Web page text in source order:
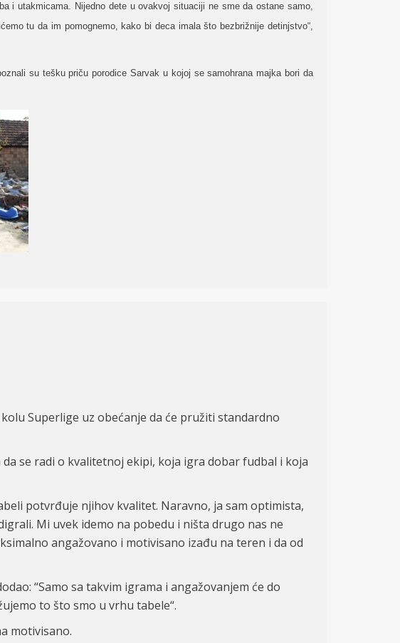
i utakmicama. Nijedno dete u ovakvoj situaciji ne sme da ostane samo,
tu da im pomognemo, kako bi deca imala što bezbrižnije detinjstvo“,
su tešku priču porodice Sarvak u kojoj se samohrana majka bori da
Superlige uz obećanje da će pružiti standardno
se radi o kvalitetnoj ekipi, koja igra dobar fudbal i koja
potvrđuje njihov kvalitet. Naravno, ja sam optimista,
Mi uvek idemo na pobedu i ništa drugo nas ne
angažovano i motivisano izađu na teren i da od
“Samo sa takvim igrama i angažovanjem će do
to što smo u vrhu tabele“.
motivisano.